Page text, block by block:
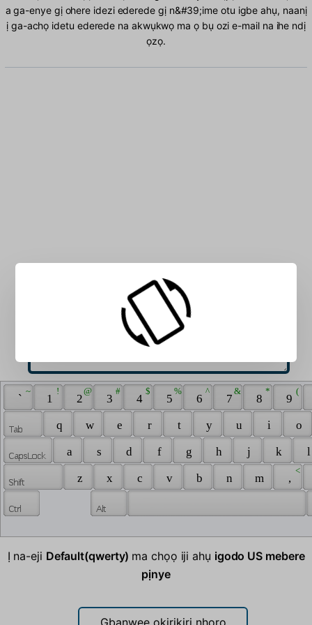
a ga-enye gị ohere idezi ederede gị n&#39;ime otu igbe ahụ, naanị
ị ga-achọ idetu ederede na akwụkwọ ma ọ bụ ozi e-mail na ihe ndị
ọzọ.
Pịnye mkpụrụedemede US n&#39;ime igbe:
`
~
1
!
2
@
3
#
4
$
5
%
6
^
7
&
8
*
9
(
q w e r t y u i
o
a
s d f g h j k
z
x c v b n m ,
<
Ị na-eji Default(qwerty) ma chọọ iji ahụ igodo US mebere
pịnye
Gbanwee okirikiri nhọrọ